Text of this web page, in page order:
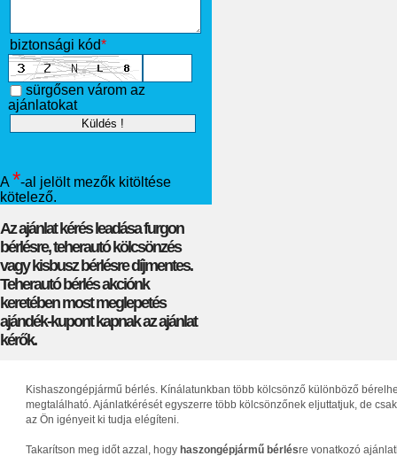
biztonsági kód*
sürgősen várom az
ajánlatokat
A *-al jelölt mezők kitöltése
kötelező.
Az ajánlat kérés leadása furgon
bérlésre, teherautó kölcsönzés
vagy kisbusz bérlésre díjmentes.
Teherautó bérlés akciónk
keretében most meglepetés
ajándék-kupont kapnak az ajánlat
kérők.
Kishaszongépjármű bérlés. Kínálatunkban több kölcsönző különböző
megtalálható. Ajánlatkérését egyszerre több kölcsönzőnek eljuttatjuk, de
az Ön igényeit ki tudja elégíteni.
Takarítson meg időt azzal, hogy haszongépjármű bérlésre vonatkozó